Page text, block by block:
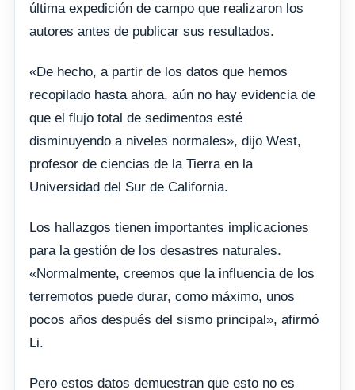
última expedición de campo que realizaron los
autores antes de publicar sus resultados.
«De hecho, a partir de los datos que hemos
recopilado hasta ahora, aún no hay evidencia de
que el flujo total de sedimentos esté
disminuyendo a niveles normales», dijo West,
profesor de ciencias de la Tierra en la
Universidad del Sur de California.
Los hallazgos tienen importantes implicaciones
para la gestión de los desastres naturales.
«Normalmente, creemos que la influencia de los
terremotos puede durar, como máximo, unos
pocos años después del sismo principal», afirmó
Li.
Pero estos datos demuestran que esto no es